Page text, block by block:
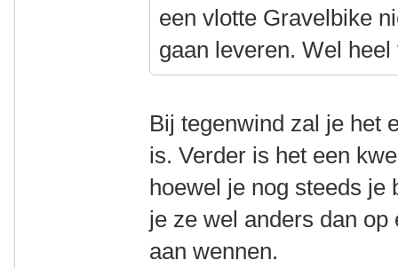
een vlotte Gravelbike
gaan leveren. Wel
Bij tegenwind zal je het
is. Verder is het een
hoewel je nog steeds je
je ze wel anders dan
aan wennen.